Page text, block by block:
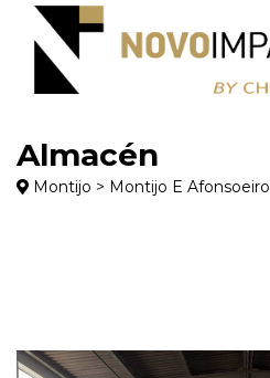
Almacén
Montijo > Montijo E Afonsoeiro